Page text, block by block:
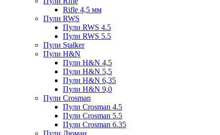
Rifle 4,5 мм
Пули RWS
Пули RWS 4.5
Пули RWS 5.5
Пули Stalker
Пули H&N
Пули H&N 4,5
Пули H&N 5,5
Пули H&N 6,35
Пули H&N 9,0
Пули Crosman
Пули Crosman 4.5
Пули Crosman 5.5
Пули Crosman 6.35
Пули Люман